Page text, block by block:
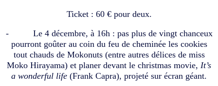
Ticket : 60 € pour deux.
- Le 4 décembre, à 16h : pas plus de vingt chanceux
pourront goûter au coin du feu de cheminée les cookies
tout chauds de Mokonuts (entre autres délices de miss
Moko Hirayama) et planer devant le christmas movie, It’s
a wonderful life (Frank Capra), projeté sur écran géant.